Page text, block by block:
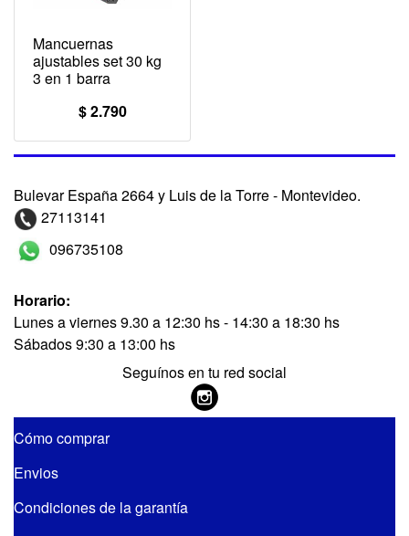
Mancuernas
ajustables set 30 kg
3 en 1 barra
$ 2.790
Bulevar España 2664 y Luis de la Torre - Montevideo.
27113141
096735108
Horario:
Lunes a viernes 9.30 a 12:30 hs - 14:30 a 18:30 hs
Sábados 9:30 a 13:00 hs
Seguínos en tu red social
Cómo comprar
Envios
Condiciones de la garantía